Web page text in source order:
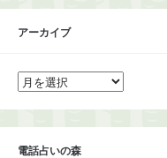
アーカイブ
ア
ー
イ
電話占いの森